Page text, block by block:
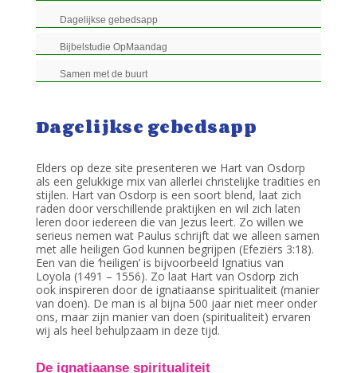
Dagelijkse gebedsapp
Bijbelstudie OpMaandag
Samen met de buurt
Dagelijkse gebedsapp
Elders op deze site presenteren we Hart van Osdorp
als een gelukkige mix van allerlei christelijke tradities en
stijlen. Hart van Osdorp is een soort blend, laat zich
raden door verschillende praktijken en wil zich laten
leren door iedereen die van Jezus leert. Zo willen we
serieus nemen wat Paulus schrijft dat we alleen samen
met alle heiligen God kunnen begrijpen (Efeziërs 3:18).
Een van die ‘heiligen’ is bijvoorbeeld Ignatius van
Loyola (1491 – 1556). Zo laat Hart van Osdorp zich
ook inspireren door de ignatiaanse spiritualiteit (manier
van doen). De man is al bijna 500 jaar niet meer onder
ons, maar zijn manier van doen (spiritualiteit) ervaren
wij als heel behulpzaam in deze tijd.
De ignatiaanse spiritualiteit